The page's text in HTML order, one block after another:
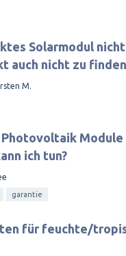
Solarmodul
auch nicht zu
M.
Module
ich tun?
garantie
für feuchte/